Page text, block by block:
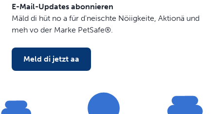
E-Mail-Updates abonnieren
Mäld di hüt no a für d'neischte Nöiigkeite, Aktionä und
meh vo der Marke PetSafe®.
Meld di jetzt aa